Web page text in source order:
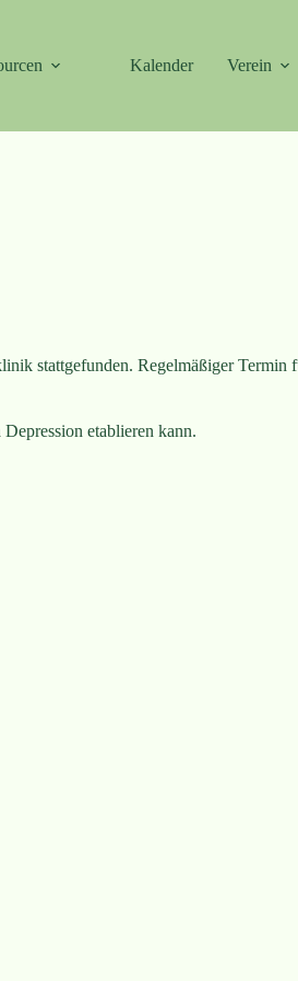
Kalender Verein
stattgefunden. Regelmäßiger Termin
etablieren kann.